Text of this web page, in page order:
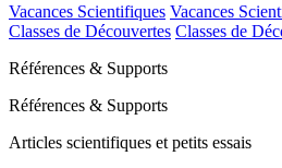
Vacances Scientifiques Vacances
Classes de Découvertes Classes de
Références & Supports
Références & Supports
Articles scientifiques et petits essais